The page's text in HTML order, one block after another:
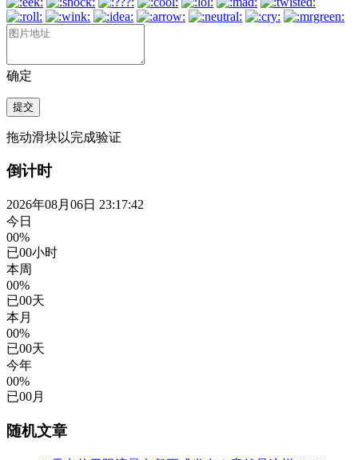
确定
提交
拖动滑块以完成验证
倒计时
2026年08月06日 23:17:43
今日
00%
已00小时
本周
00%
已00天
本月
00%
已00天
今年
00%
已00月
随机文章